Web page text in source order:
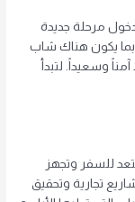
مرحلة جديدة
يكون هناك شاب
وسعيداً. لتبدأ
للسفر وتجهز
تجارية وتحقيق